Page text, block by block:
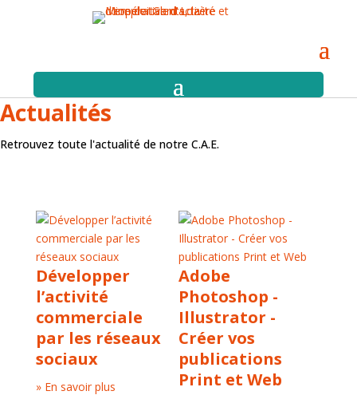
Actualités
Retrouvez toute l'actualité de notre C.A.E.
Développer
l’activité
commerciale
par les réseaux
sociaux
» En savoir plus
Adobe
Photoshop -
Illustrator -
Créer vos
publications
Print et Web